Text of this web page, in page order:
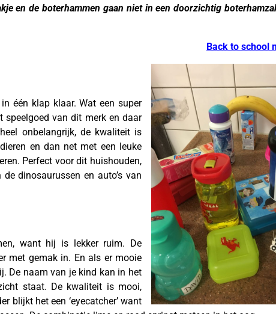
en de boterhammen gaan niet in een doorzichtig
Back to school
één klap klaar. Wat een super
speelgoed van dit merk en daar
onbelangrijk, de kwaliteit is
en dan net met een leuke
Perfect voor dit huishouden,
dinosaurussen en auto’s van
want hij is lekker ruim. De
met gemak in. En als er mooie
De naam van je kind kan in het
staat. De kwaliteit is mooi,
blijkt het een ‘eyecatcher’ want